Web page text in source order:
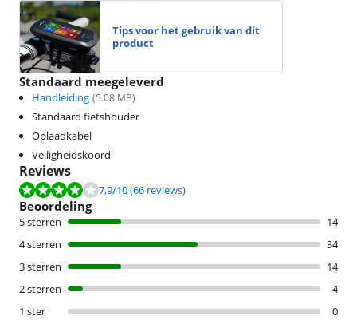
Tips voor het gebruik van dit
product
Standaard meegeleverd
Handleiding (5.08 MB)
Standaard fietshouder
Oplaadkabel
Veiligheidskoord
Reviews
Beoordeling is 7,9 van de 10, gebaseerd op 66 reviews.
7,9/10(66 reviews)
Beoordeling
5 sterren
14
4 sterren
34
3 sterren
14
2 sterren
4
1 ster
0